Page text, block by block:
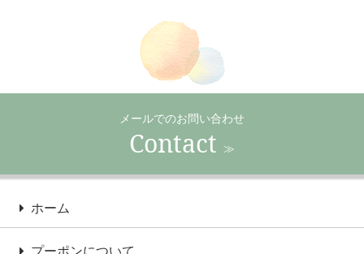
メールでのお問い合わせ
Contact ≫
ホーム
プーポンについて